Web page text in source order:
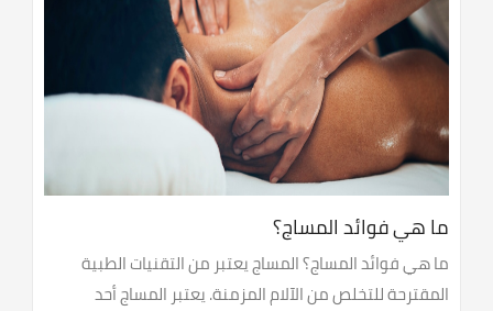
ما هي فوائد المساج؟
ما هي فوائد المساج؟ المساج يعتبر من التقنيات الطبية
المقترحة للتخلص من الآلام المزمنة. يعتبر المساج أحد